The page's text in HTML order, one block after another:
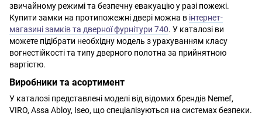
звичайному режимі та безпечну евакуацію у разі пожежі.
Купити замки на протипожежні двері можна в інтернет-
магазині замків та дверної фурнітури 740. У каталозі ви
можете підібрати необхідну модель з урахуванням класу
вогнестійкості та типу дверного полотна за прийнятною
вартістю.
Виробники та асортимент
У каталозі представлені моделі від відомих брендів Nemef,
VIRO, Assa Abloy, Iseo, що спеціалізуються на системах безпеки.